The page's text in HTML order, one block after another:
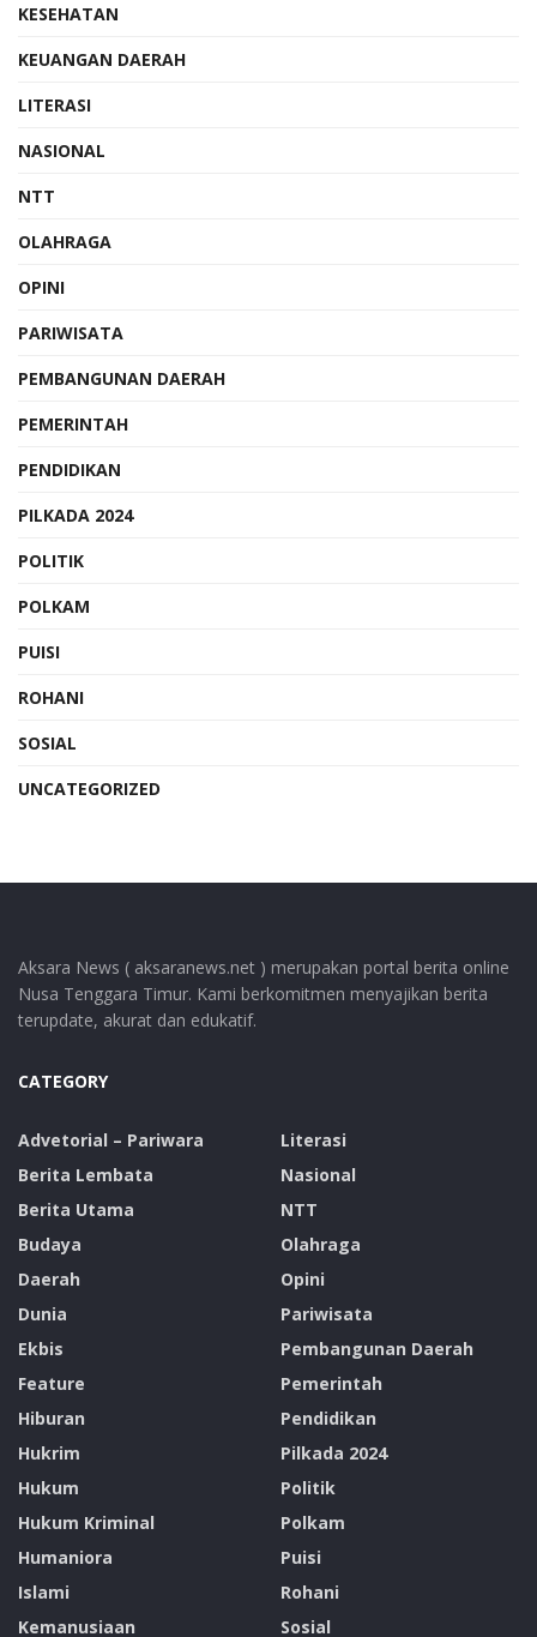
KESEHATAN
KEUANGAN DAERAH
LITERASI
NASIONAL
NTT
OLAHRAGA
OPINI
PARIWISATA
PEMBANGUNAN DAERAH
PEMERINTAH
PENDIDIKAN
PILKADA 2024
POLITIK
POLKAM
PUISI
ROHANI
SOSIAL
UNCATEGORIZED
Aksara News ( aksaranews.net ) merupakan portal berita online
Nusa Tenggara Timur. Kami berkomitmen menyajikan berita
terupdate, akurat dan edukatif.
CATEGORY
Advetorial – Pariwara
Berita Lembata
Berita Utama
Budaya
Daerah
Dunia
Ekbis
Feature
Hiburan
Hukrim
Hukum
Hukum Kriminal
Humaniora
Islami
Kemanusiaan
Literasi
Nasional
NTT
Olahraga
Opini
Pariwisata
Pembangunan Daerah
Pemerintah
Pendidikan
Pilkada 2024
Politik
Polkam
Puisi
Rohani
Sosial